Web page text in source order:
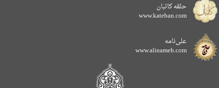
حلقه کاتبان
www.kateban.com
علی‌نامه
www.alinameh.com